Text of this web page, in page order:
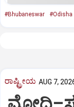
#Bhubaneswar #Odisha
ರಾಷ್ಟ್ರೀಯ AUG 7,